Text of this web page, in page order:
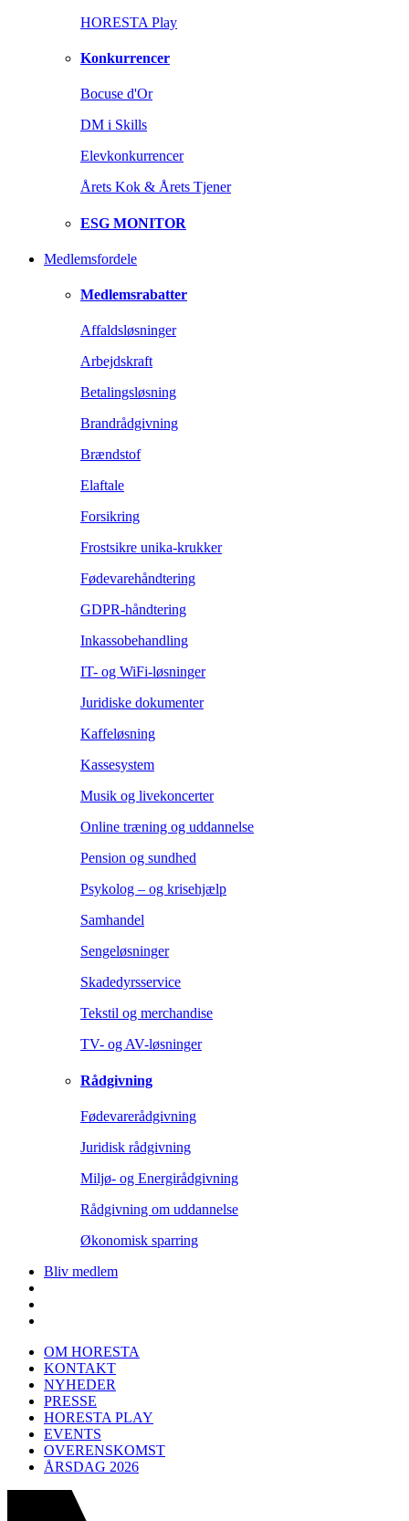
HORESTA Play
Konkurrencer
Bocuse d'Or
DM i Skills
Elevkonkurrencer
Årets Kok & Årets Tjener
ESG MONITOR
Medlemsfordele
Medlemsrabatter
Affaldsløsninger
Arbejdskraft
Betalingsløsning
Brandrådgivning
Brændstof
Elaftale
Forsikring
Frostsikre unika-krukker
Fødevarehåndtering
GDPR-håndtering
Inkassobehandling
IT- og WiFi-løsninger
Juridiske dokumenter
Kaffeløsning
Kassesystem
Musik og livekoncerter
Online træning og uddannelse
Pension og sundhed
Psykolog – og krisehjælp
Samhandel
Sengeløsninger
Skadedyrsservice
Tekstil og merchandise
TV- og AV-løsninger
Rådgivning
Fødevarerådgivning
Juridisk rådgivning
Miljø- og Energirådgivning
Rådgivning om uddannelse
Økonomisk sparring
Bliv medlem
OM HORESTA
KONTAKT
NYHEDER
PRESSE
HORESTA PLAY
EVENTS
OVERENSKOMST
ÅRSDAG 2026